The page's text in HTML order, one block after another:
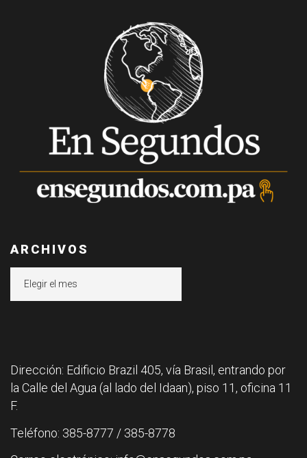
ARCHIVOS
Dirección: Edificio Brazil 405, vía Brasil, entrando por
la Calle del Agua (al lado del Idaan), piso 11, oficina 11
F.
Teléfono: 385-8777 / 385-8778